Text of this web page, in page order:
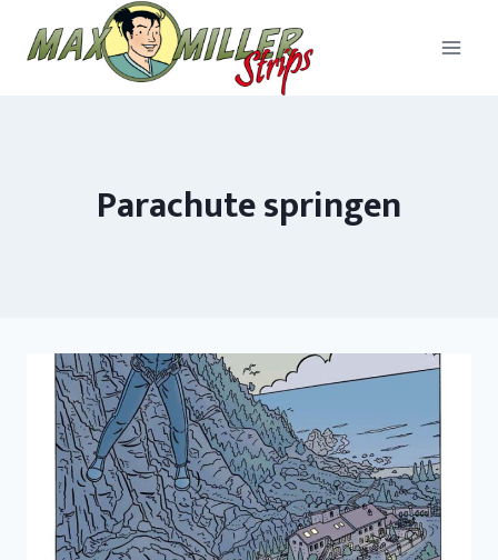
Parachute springen